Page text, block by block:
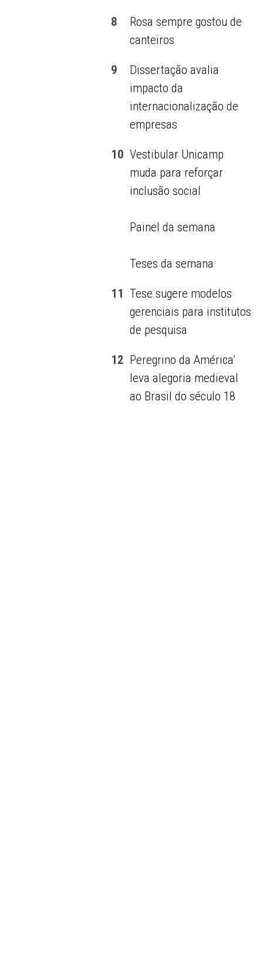
8
Rosa sempre gostou de
canteiros
9
Dissertação avalia
impacto da
internacionalização de
empresas
10 Vestibular Unicamp
muda para reforçar
inclusão social
Painel da semana
Teses da semana
11 Tese sugere modelos
gerenciais para institutos
de pesquisa
12 Peregrino da América’
leva alegoria medieval
ao Brasil do século 18